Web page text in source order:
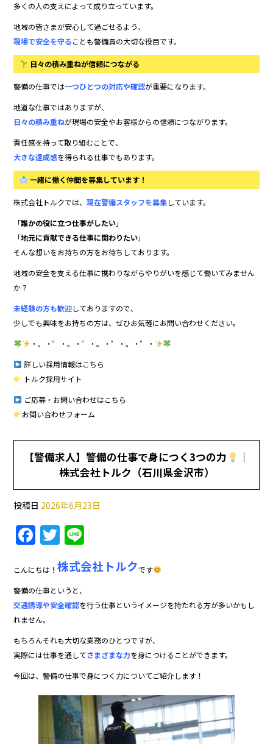
多くの人の支えによって成り立っています。
地域の皆さまが安心して過ごせるよう、
現場で安全を守ることも警備員の大切な役目です。
日々の積み重ねが信頼につながる
警備の仕事では一つひとつの対応や確認が重要になります。
地道な仕事ではありますが、
日々の積み重ねが現場の安全やお客様からの信頼につながります。
責任感を持って取り組むことで、
大きな達成感を得られる仕事でもあります。
一緒に働く仲間を募集しています！
株式会社トルクでは、現在警備スタッフを募集しています。
「誰かの役に立つ仕事がしたい」
「地元に貢献できる仕事に関わりたい」
そんな想いをお持ちの方をお待ちしております。
地域の安全を支える仕事に携わりながらやりがいを感じて働いてみません
か？
未経験の方も歓迎しておりますので、
少しでも興味をお持ちの方は、ぜひお気軽にお問い合わせください。
・。・゜・。・゜・。・゜・。・゜・
詳しい採用情報はこちら
トルク採用サイト
ご応募・お問い合わせはこちら
お問い合わせフォーム
【警備求人】警備の仕事で身につく3つの力
｜
株式会社トルク（石川県金沢市）
投稿日 2026年6月23日
F
a
c
e
b
o
o
k
T
w
itt
er
n
e
こんにちは！株式会社トルクです
警備の仕事というと、
交通誘導や安全確認を行う仕事というイメージを持たれる方が多いかもし
れません。
もちろんそれも大切な業務のひとつですが、
実際には仕事を通してさまざまな力を身につけることができます。
今回は、警備の仕事で身につく力についてご紹介します！